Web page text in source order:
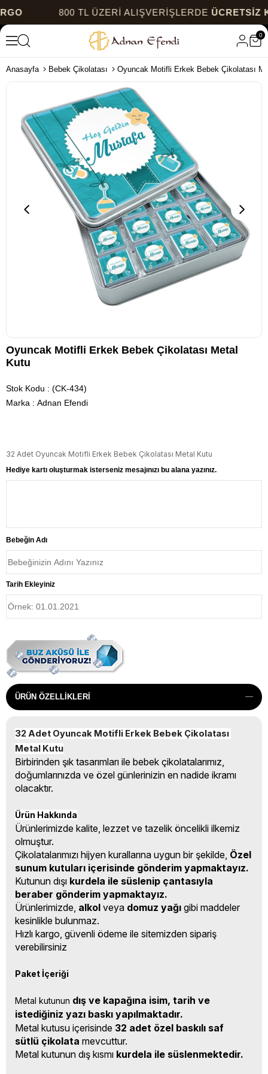
800 TL ÜZERİ ALIŞVERİŞLERDEÜCRETSİZ
0
Anasayfa Bebek Çikolatası Oyuncak Motifli Erkek Bebek Çikolatası
Oyuncak Motifli Erkek Bebek Çikolatası Metal
Kutu
Stok Kodu
(CK-434)
Marka : Adnan Efendi
32 Adet Oyuncak Motifli Erkek Bebek Çikolatası Metal Kutu
Hediye kartı oluşturmak isterseniz mesajınızı bu alana yazınız.
Bebeğin Adı
Tarih Ekleyiniz
ÜRÜN ÖZELLIKLERI
32 Adet Oyuncak Motifli Erkek Bebek Çikolatası
Metal Kutu
Birbirinden şık tasarımları ile bebek çikolatalarımız,
doğumlarınızda ve özel günlerinizin en nadide ikramı
olacaktır.
Ürün Hakkında
Ürünlerimizde kalite, lezzet ve tazelik öncelikli ilkemiz
olmuştur.
Çikolatalarımızı hijyen kurallarına uygun bir şekilde, Özel
sunum kutuları içerisinde gönderim yapmaktayız.
Kutunun dışı kurdela ile süslenip çantasıyla
beraber gönderim yapmaktayız.
Ürünlerimizde, alkol veya domuz yağı gibi maddeler
kesinlikle bulunmaz.
Hızlı kargo, güvenli ödeme ile sitemizden sipariş
verebilirsiniz
Paket İçeriği
Metal kutunun dış ve kapağına isim, tarih ve
istediğiniz yazı baskı yapılmaktadır.
Metal kutusu içerisinde 32 adet özel baskılı saf
sütlü çikolata mevcuttur.
Metal kutunun dış kısmı kurdela ile süslenmektedir.